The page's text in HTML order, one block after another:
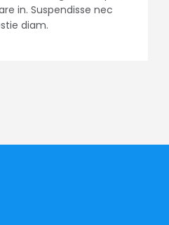
in. Suspendisse nec
diam.